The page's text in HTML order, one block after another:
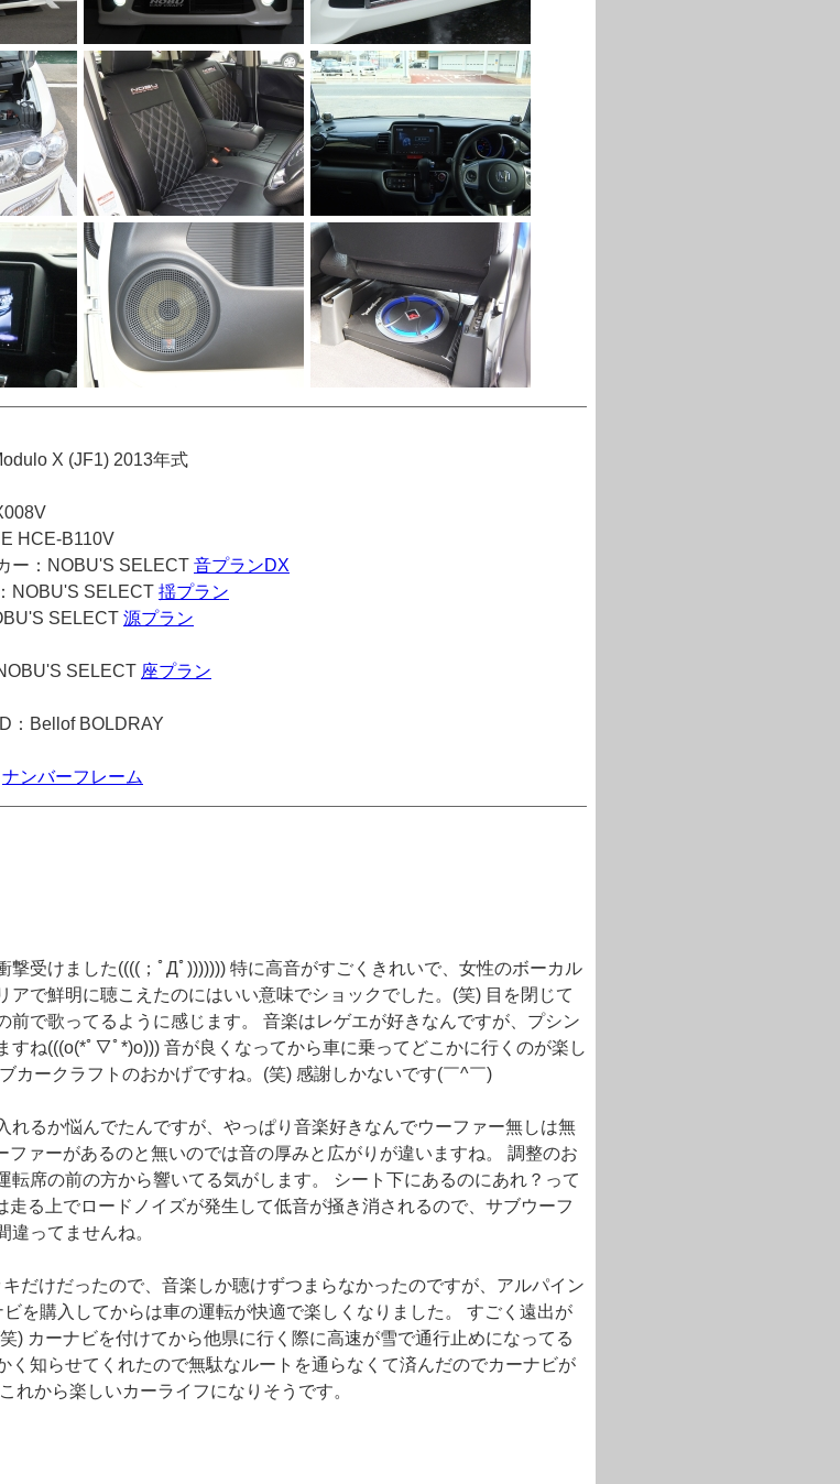
X (JF1) 2013年式
HCE-B110V
ー：NOBU'S SELECT 音プランDX
NOBU'S SELECT 揺プラン
SELECT 源プラン
SELECT 座プラン
：Bellof BOLDRAY
ナンバーフレーム
撃受けました((((；ﾟДﾟ))))))) 特に高音がすごくきれいで、女性のボーカル
アで鮮明に聴こえたのにはいい意味でショックでした。(笑) 目を閉じて
前で歌ってるように感じます。 音楽はレゲエが好きなんですが、プシン
すね(((o(*ﾟ▽ﾟ*)o))) 音が良くなってから車に乗ってどこかに行くのが楽し
カークラフトのおかげですね。(笑) 感謝しかないです(￣^￣)ゞ
れるか悩んでたんですが、やっぱり音楽好きなんでウーファー無しは無
ファーがあるのと無いのでは音の厚みと広がりが違いますね。 調整のお
転席の前の方から響いてる気がします。 シート下にあるのにあれ？って
走る上でロードノイズが発生して低音が掻き消されるので、サブウーフ
違ってませんね。
だけだったので、音楽しか聴けずつまらなかったのですが、アルパイン
を購入してからは車の運転が快適で楽しくなりました。 すごく遠出が
) カーナビを付けてから他県に行く際に高速が雪で通行止めになってる
く知らせてくれたので無駄なルートを通らなくて済んだのでカーナビが
れから楽しいカーライフになりそうです。